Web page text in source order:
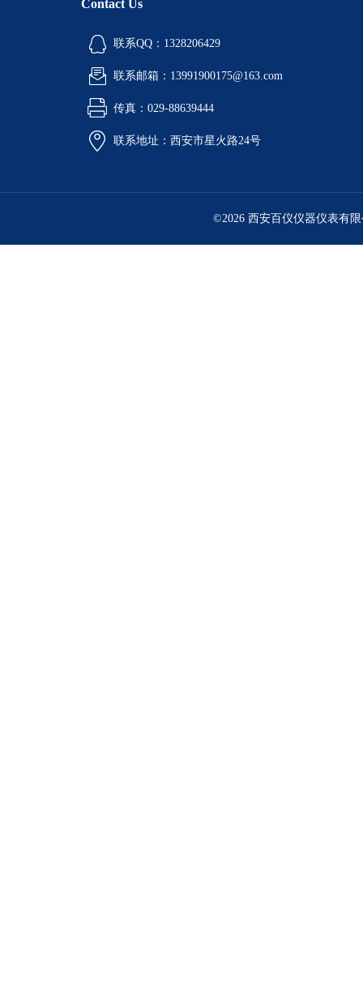
Contact Us
联系QQ：1328206429
联系邮箱：13991900175@163.com
传真：029-88639444
联系地址：西安市星火路24号
©2026 西安百仪仪器仪表有